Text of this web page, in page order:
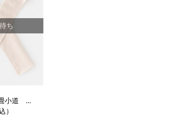
ち
小道 ...
）